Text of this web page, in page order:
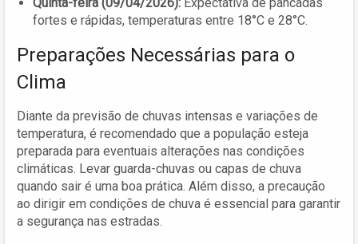
Quinta-feira (09/04/2026): Expectativa de pancadas
fortes e rápidas, temperaturas entre 18°C e 28°C.
Preparações Necessárias para o
Clima
Diante da previsão de chuvas intensas e variações de
temperatura, é recomendado que a população esteja
preparada para eventuais alterações nas condições
climáticas. Levar guarda-chuvas ou capas de chuva
quando sair é uma boa prática. Além disso, a precaução
ao dirigir em condições de chuva é essencial para garantir
a segurança nas estradas.